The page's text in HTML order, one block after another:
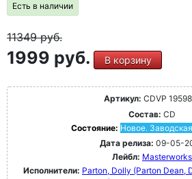
Есть в наличии
11349руб.
1999 руб. В корзину
Артикул: CDVP
Состав: CD
Состояние: Новое.
Дата релиза: 09-05-
Лейбл: Masterworks
Исполнители: Parton, Dolly (Parton Dean,